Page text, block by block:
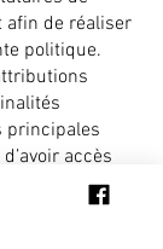
afin de réaliser
politique.
principales
accès